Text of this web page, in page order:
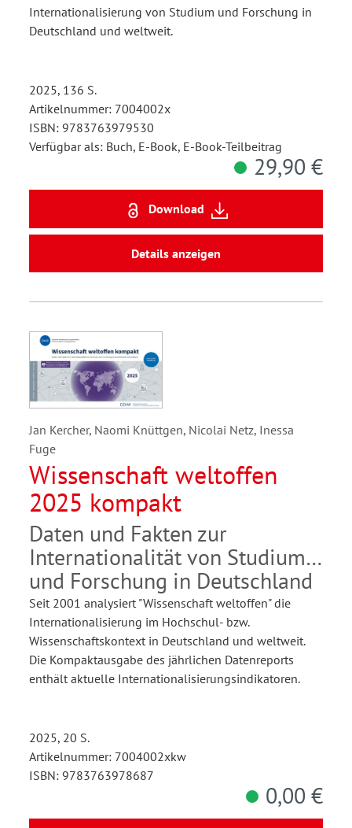
Internationalisierung von Studium und Forschung in
Deutschland und weltweit.
2025, 136 S.
Artikelnummer: 7004002x
ISBN: 9783763979530
Verfügbar als: Buch, E-Book, E-Book-Teilbeitrag
29,90 €
Download
Details anzeigen
Jan Kercher, Naomi Knüttgen, Nicolai Netz, Inessa
Fuge
Wissenschaft weltoffen
2025 kompakt
Daten und Fakten zur
Internationalität von Studium
und Forschung in Deutschland
Seit 2001 analysiert "Wissenschaft weltoffen" die
Internationalisierung im Hochschul- bzw.
Wissenschaftskontext in Deutschland und weltweit.
Die Kompaktausgabe des jährlichen Datenreports
enthält aktuelle Internationalisierungsindikatoren.
2025, 20 S.
Artikelnummer: 7004002xkw
ISBN: 9783763978687
0,00 €